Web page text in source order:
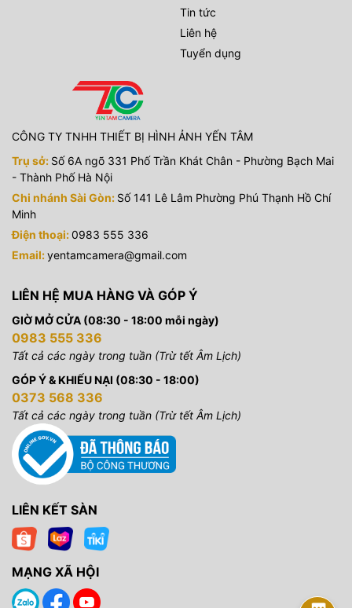
Tin tức
Liên hệ
Tuyển dụng
CÔNG TY TNHH THIẾT BỊ HÌNH ẢNH YẾN TÂM
Trụ sở: Số 6A ngõ 331 Phố Trần Khát Chân - Phường Bạch Mai
- Thành Phố Hà Nội
Chi nhánh Sài Gòn: Số 141 Lê Lâm Phường Phú Thạnh Hồ Chí
Minh
Điện thoại:0983 555 336
Email:yentamcamera@gmail.com
LIÊN HỆ MUA HÀNG VÀ GÓP Ý
GIỜ MỞ CỬA (08:30 - 18:00 mỗi ngày)
0983 555 336
Tất cả các ngày trong tuần (Trừ tết Âm Lịch)
GÓP Ý & KHIẾU NẠI (08:30 - 18:00)
0373 568 336
Tất cả các ngày trong tuần (Trừ tết Âm Lịch)
LIÊN KẾT SÀN
MẠNG XÃ HỘI